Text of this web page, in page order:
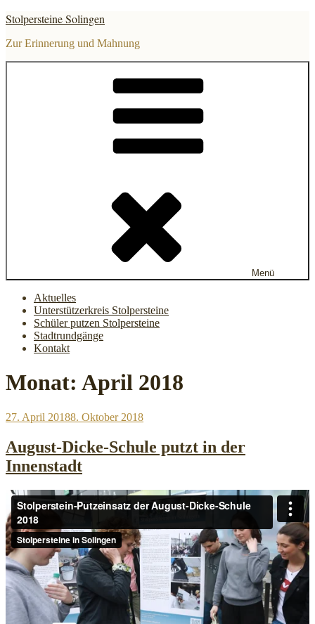
Zum
Inhalt
springen
Stolpersteine Solingen
Zur Erinnerung und Mahnung
Menü
Aktuelles
Unterstützerkreis Stolpersteine
Schüler putzen Stolpersteine
Stadtrundgänge
Kontakt
Monat: April 2018
Veröffentlicht
27. April 20188. Oktober 2018
August-Dicke-Schule putzt in der
Innenstadt